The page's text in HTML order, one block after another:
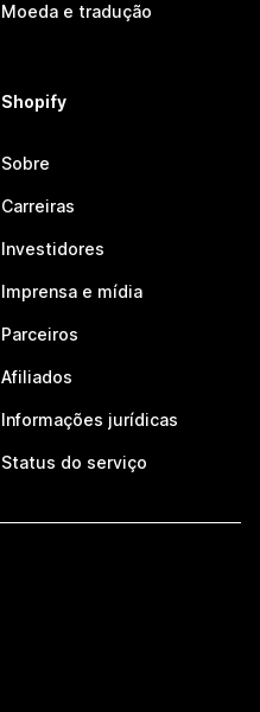
Moeda e tradução
Shopify
Sobre
Carreiras
Investidores
Imprensa e mídia
Parceiros
Afiliados
Informações jurídicas
Status do serviço